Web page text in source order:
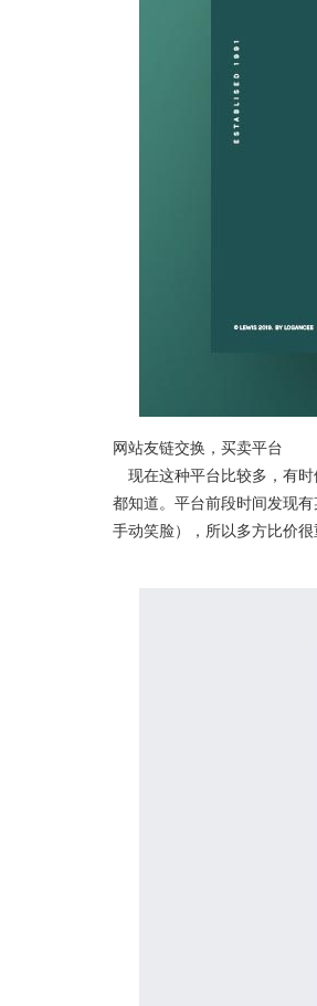
网站友链交换，买卖平台
现在这种平台比较多，有
都知道。平台前段时间发现
手动笑脸），所以多方比价